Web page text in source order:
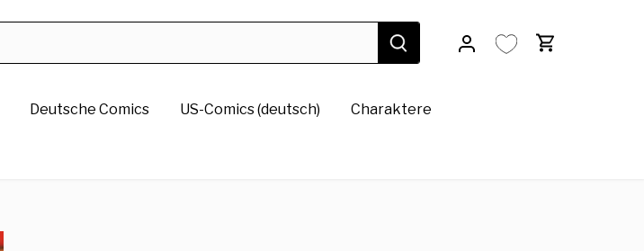
Deutsche Comics US-Comics (deutsch) Charaktere